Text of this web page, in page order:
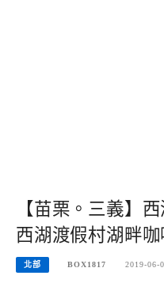
【苗栗。三義】
西湖渡假村湖畔咖
北部 BOX1817 2019-06-